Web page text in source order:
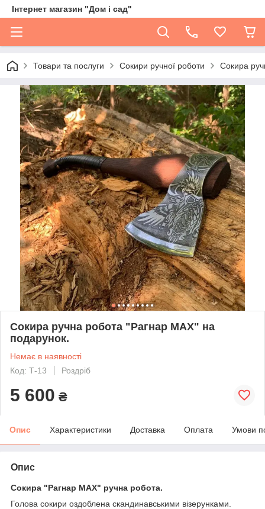
Інтернет магазин "Дом і сад"
Товари та послуги Сокири ручної роботи Сокира
Сокира ручна робота "Рагнар МАХ" на
подарунок.
Немає в наявності
Код: Т-13
Роздріб
5 600 ₴
Опис Характеристики Доставка Оплата Умови
Опис
Сокира "Рагнар МАХ" ручна робота.
Голова сокири оздоблена скандинавськими візерунками.